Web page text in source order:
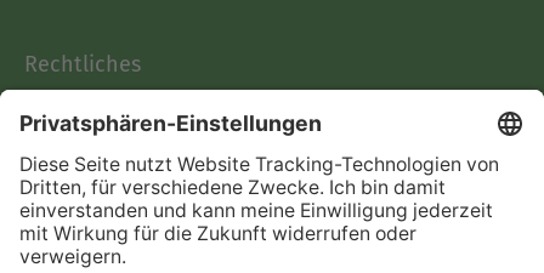
Rechtliches
AGB
Informationen nach Data
Act
Verträge hier kündigen